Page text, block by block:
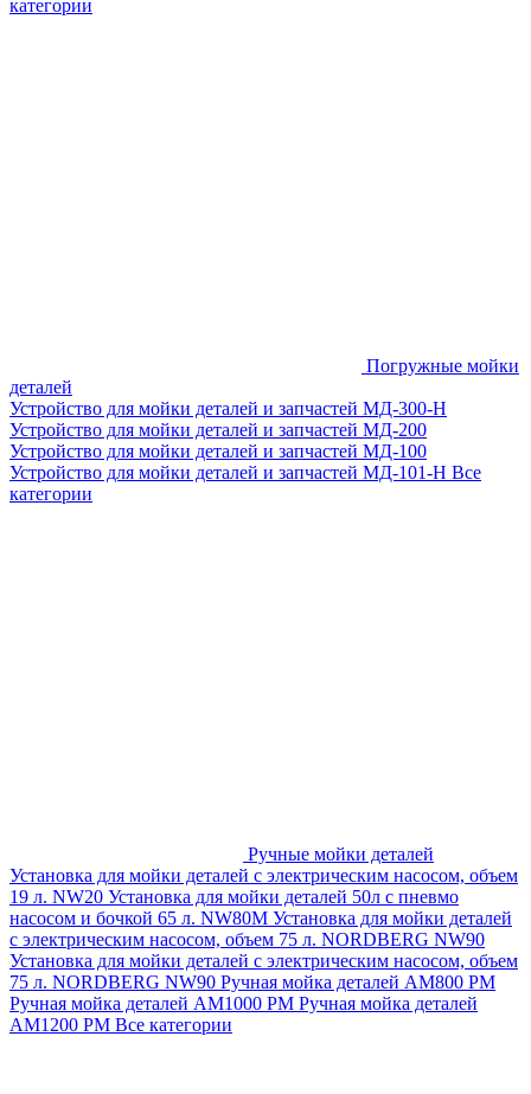
категории
Погружные мойки
деталей
Устройство для мойки деталей и запчастей МД-300-H
Устройство для мойки деталей и запчастей МД-200
Устройство для мойки деталей и запчастей МД-100
Устройство для мойки деталей и запчастей МД-101-Н Все
категории
Ручные мойки деталей
Установка для мойки деталей с электрическим насосом, объем
19 л. NW20 Установка для мойки деталей 50л с пневмо
насосом и бочкой 65 л. NW80M Установка для мойки деталей
с электрическим насосом, объем 75 л. NORDBERG NW90
Установка для мойки деталей с электрическим насосом, объем
75 л. NORDBERG NW90 Ручная мойка деталей АМ800 РМ
Ручная мойка деталей АМ1000 РМ Ручная мойка деталей
АМ1200 РМ Все категории